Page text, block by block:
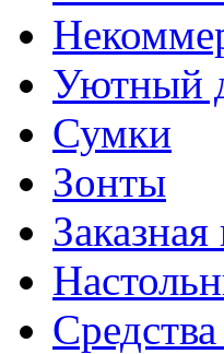
Уютный
Сумки
Зонты